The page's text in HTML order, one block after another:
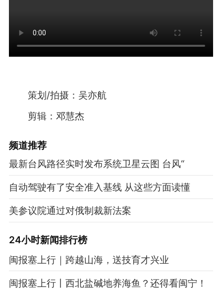
策划/拍摄：吴亦航
剪辑：邓慧杰
频道推荐
最新台风路径实时发布系统卫星云图 台风“
自动驾驶有了安全准入基线 从这些方面读懂
美参议院通过对俄制裁新法案
24小时新闻排行榜
闽报塞上行｜跨越山海，送技育才兴业
闽报塞上行丨西北盐碱地养海鱼？还得看闽宁！